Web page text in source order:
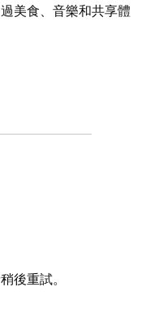
美食、音樂和共享體
來精彩的體驗。屆時，
氛圍將讓您流連忘返。
場音樂、各種活動和娛
。您可以早點帶著家人
商家，並透過美食、音
。
後重試。